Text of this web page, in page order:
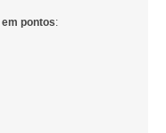
em pontos: